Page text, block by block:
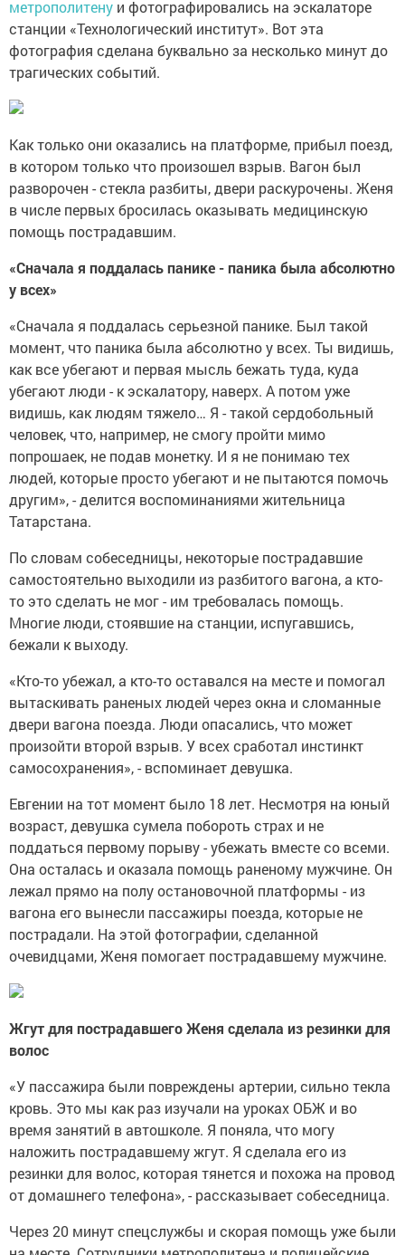
метрополитену и фотографировались на эскалаторе
станции «Технологический институт». Вот эта
фотография сделана буквально за несколько минут до
трагических событий.
Как только они оказались на платформе, прибыл поезд,
в котором только что произошел взрыв. Вагон был
разворочен - стекла разбиты, двери раскурочены. Женя
в числе первых бросилась оказывать медицинскую
помощь пострадавшим.
«Сначала я поддалась панике - паника была абсолютно
у всех»
«Сначала я поддалась серьезной панике. Был такой
момент, что паника была абсолютно у всех. Ты видишь,
как все убегают и первая мысль бежать туда, куда
убегают люди - к эскалатору, наверх. А потом уже
видишь, как людям тяжело… Я - такой сердобольный
человек, что, например, не смогу пройти мимо
попрошаек, не подав монетку. И я не понимаю тех
людей, которые просто убегают и не пытаются помочь
другим», - делится воспоминаниями жительница
Татарстана.
По словам собеседницы, некоторые пострадавшие
самостоятельно выходили из разбитого вагона, а кто-
то это сделать не мог - им требовалась помощь.
Многие люди, стоявшие на станции, испугавшись,
бежали к выходу.
«Кто-то убежал, а кто-то оставался на месте и помогал
вытаскивать раненых людей через окна и сломанные
двери вагона поезда. Люди опасались, что может
произойти второй взрыв. У всех сработал инстинкт
самосохранения», - вспоминает девушка.
Евгении на тот момент было 18 лет. Несмотря на юный
возраст, девушка сумела побороть страх и не
поддаться первому порыву - убежать вместе со всеми.
Она осталась и оказала помощь раненому мужчине. Он
лежал прямо на полу остановочной платформы - из
вагона его вынесли пассажиры поезда, которые не
пострадали. На этой фотографии, сделанной
очевидцами, Женя помогает пострадавшему мужчине.
Жгут для пострадавшего Женя сделала из резинки для
волос
«У пассажира были повреждены артерии, сильно текла
кровь. Это мы как раз изучали на уроках ОБЖ и во
время занятий в автошколе. Я поняла, что могу
наложить пострадавшему жгут. Я сделала его из
резинки для волос, которая тянется и похожа на провод
от домашнего телефона», - рассказывает собеседница.
Через 20 минут спецслужбы и скорая помощь уже были